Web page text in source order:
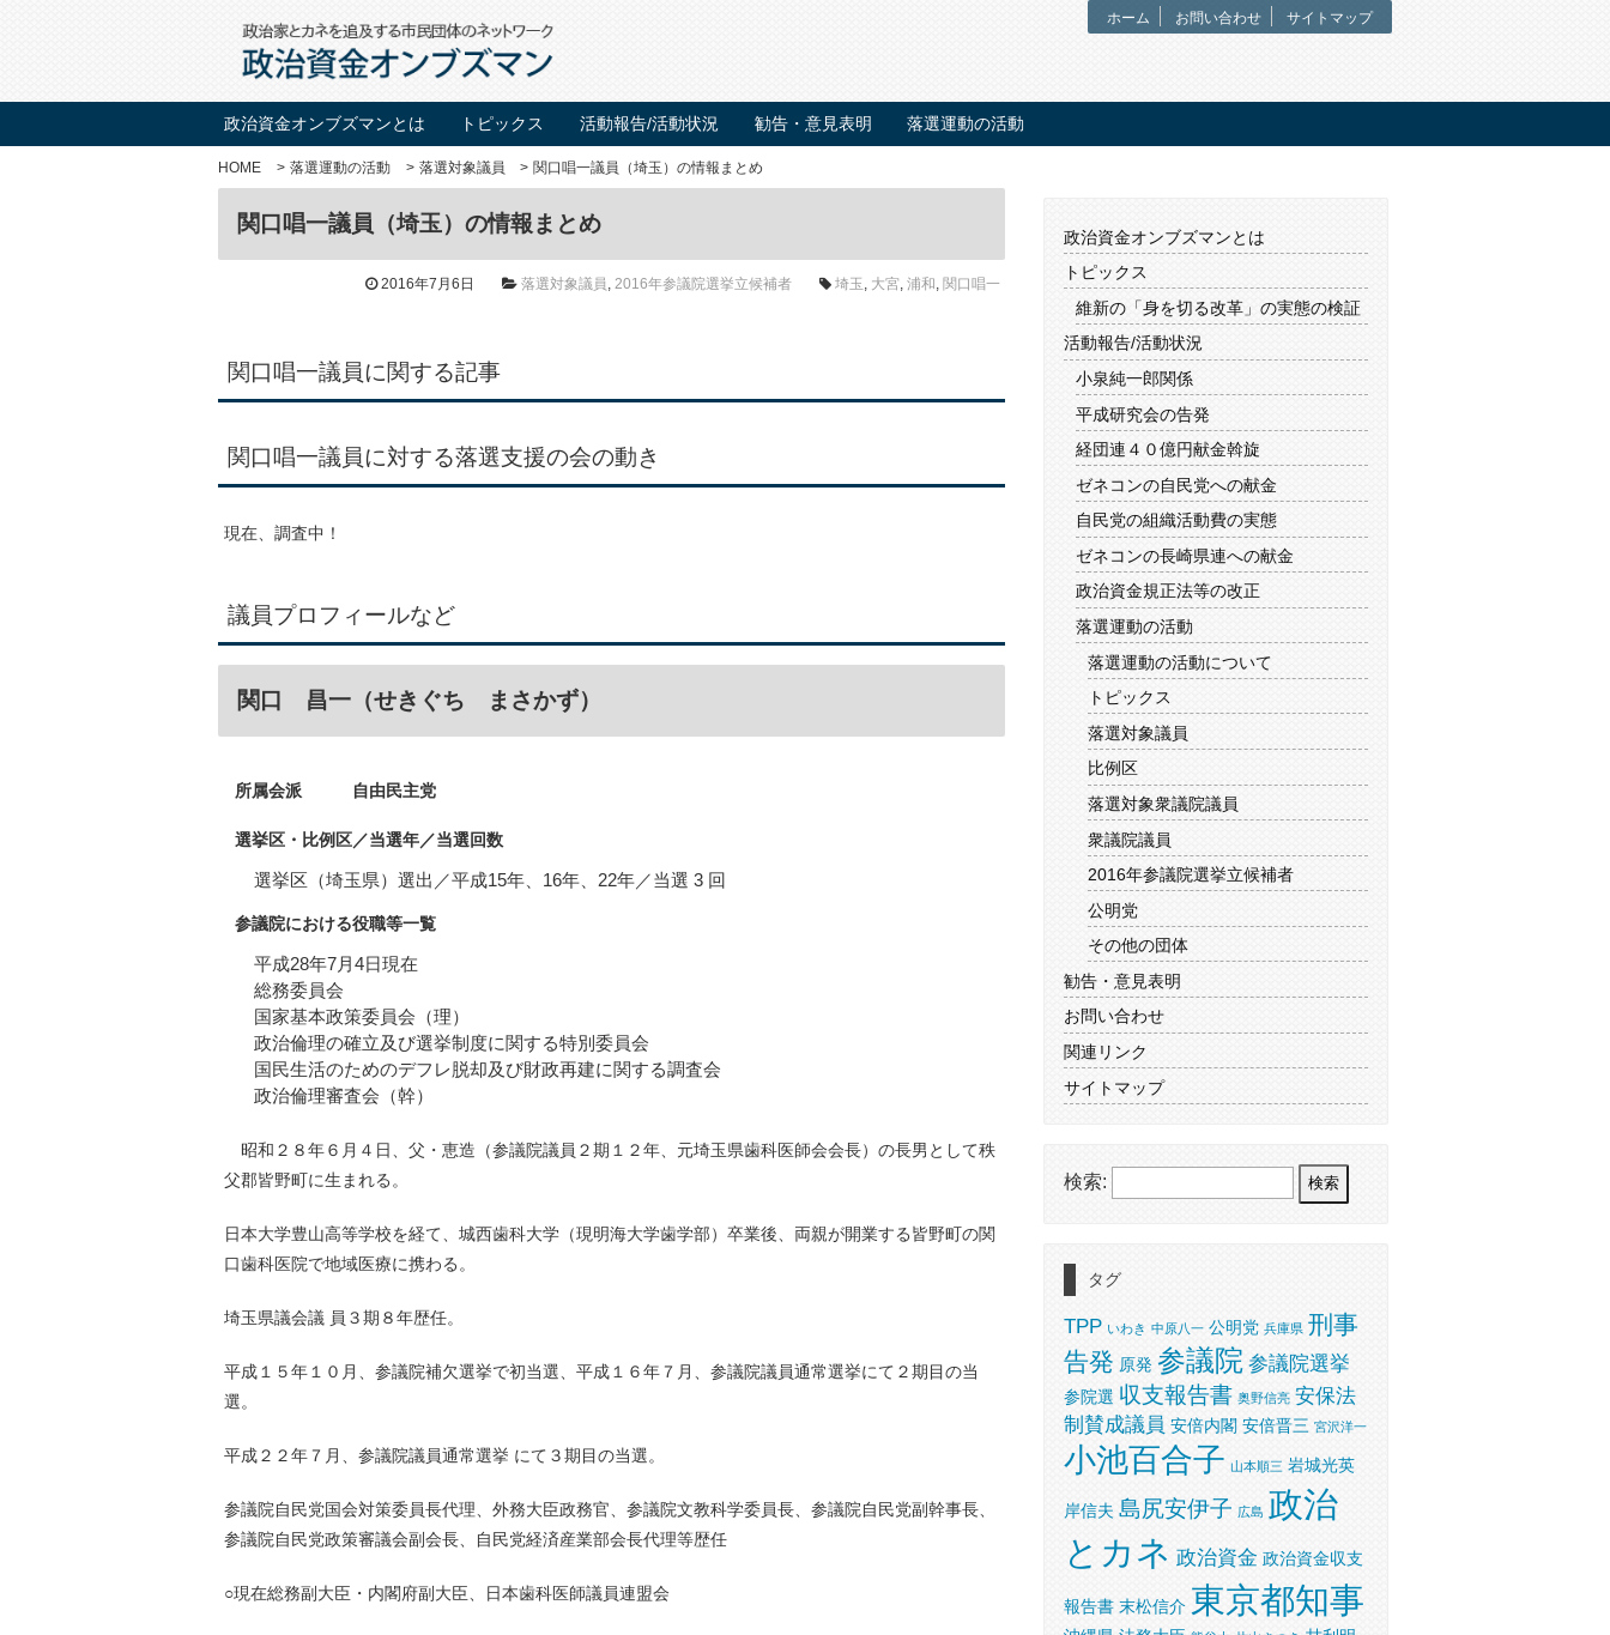
ホーム お問い合わせ サイトマップ
政治資金オンブズマンとは トピックス 活動報告/活動状況 勧告・意見表明 落選運動の活動
HOME 落選運動の活動 落選対象議員 関口唱一議員（埼玉）の情報まとめ
関口唱一議員（埼玉）の情報まとめ
2016年7月6日 落選対象議員 2016年参議院選挙立候補者 埼玉 大宮 ,浦和 ,関口唱一
関口唱一議員に関する記事
関口唱一議員に対する落選支援の会の動き
現在、調査中！
議員プロフィールなど
関口 昌一（せきぐち まさかず）
所属会派 自由民主党
選挙区・比例区／当選年／当選回数
選挙区（埼玉県）選出／平成15年、16年、22年／当選 3 回
参議院における役職等一覧
平成28年7月4日現在
総務委員会
国家基本政策委員会（理）
政治倫理の確立及び選挙制度に関する特別委員会
国民生活のためのデフレ脱却及び財政再建に関する調査会
政治倫理審査会（幹）
昭和２８年６月４日、父・恵造（参議院議員２期１２年、元埼玉県歯科医師会会長）の長男として秩
父郡皆野町に生まれる。
日本大学豊山高等学校を経て、城西歯科大学（現明海大学歯学部）卒業後、両親が開業する皆野町の関
口歯科医院で地域医療に携わる。
埼玉県議会議 員３期８年歴任。
平成１５年１０月、参議院補欠選挙で初当選、平成１６年７月、参議院議員通常選挙にて２期目の当
選。
平成２２年７月、参議院議員通常選挙 にて３期目の当選。
参議院自民党国会対策委員長代理、外務大臣政務官、参議院文教科学委員長、参議院自民党副幹事長、
参議院自民党政策審議会副会長、自民党経済産業部会長代理等歴任
○現在総務副大臣・内閣府副大臣、日本歯科医師議員連盟会
政治資金オンブズマンとは
トピックス
維新の「身を切る改革」の実態の検証
活動報告/活動状況
小泉純一郎関係
平成研究会の告発
経団連４０億円献金斡旋
ゼネコンの自民党への献金
自民党の組織活動費の実態
ゼネコンの長崎県連への献金
政治資金規正法等の改正
落選運動の活動
落選運動の活動について
トピックス
落選対象議員
比例区
落選対象衆議院議員
衆議院議員
2016年参議院選挙立候補者
公明党
その他の団体
勧告・意見表明
お問い合わせ
関連リンク
サイトマップ
検索:
タグ
TPP いわき 中原八一 公明党 兵庫県 刑事
告発 原発 参議院 参議院選挙
参院選 収支報告書 奥野信亮 安保法
制賛成議員 安倍内閣 安倍晋三 宮沢洋一
小池百合子 山本順三 岩城光英
岸信夫 島尻安伊子 広島 政治
とカネ 政治資金 政治資金収支
報告書 末松信介 東京都知事